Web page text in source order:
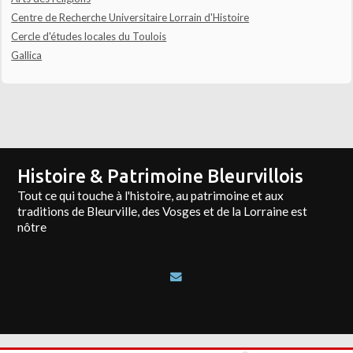
Centre de Recherche Universitaire Lorrain d'Histoire
Cercle d'études locales du Toulois
Gallica
Histoire & Patrimoine Bleurvillois
Tout ce qui touche à l'histoire, au patrimoine et aux
traditions de Bleurville, des Vosges et de la Lorraine est
nôtre